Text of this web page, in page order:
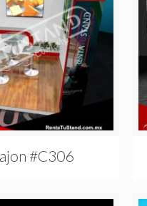
#C306